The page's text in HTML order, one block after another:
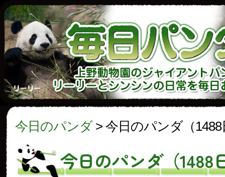
今日のパンダ> 今日のパンダ（1488
今日のパンダ（1488